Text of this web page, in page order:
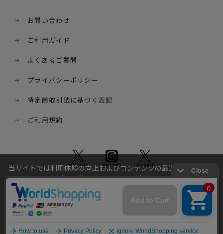
お問い合わせ
ご利用ガイド
よくあるご質問
プライバシーポリシー
特定商取引法に基づく表記
ご利用規約
当サイトでは利用体験の向上およびコンテンツの最適な提供、ト
ラフィックの分析を目的としてCookieを使用しています。
サイトの閲覧を継続された場合、Cookieの利用に同意したことも
のといたします。
詳細についてはプライバシーポリシー
をご確認ください。
承諾する